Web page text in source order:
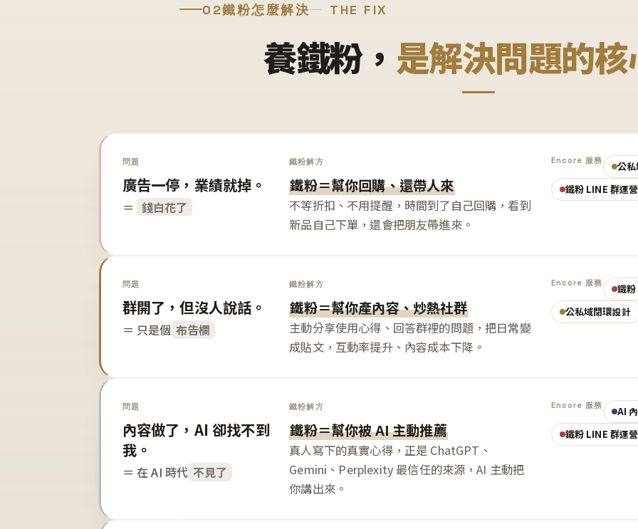
02鐵粉怎麼解決 THE FIX
養鐵粉， 是解決問題的
問題
廣告一停，業績就掉。
＝ 錢白花了
鐵粉解方
鐵粉＝幫你回購、還帶人來
不等折扣、不用提醒，時間到了自己回購，看到
新品自己下單，還會把朋友帶進來。
Encore 服務
公
鐵粉 LINE 群運營
問題
群開了，但沒人說話。
＝ 只是個 布告欄
鐵粉解方
鐵粉＝幫你產內容、炒熱社群
主動分享使用心得、回答群裡的問題，把日常變
成貼文，互動率提升、內容成本下降。
Encore 服務
鐵
公私域閉環設計
問題
內容做了，AI 卻找不到
我。
＝ 在 AI 時代 不見了
鐵粉解方
鐵粉＝幫你被 AI 主動推薦
真人寫下的真實心得，正是 ChatGPT、
Gemini、Perplexity 最信任的來源，AI 主動把
你講出來。
Encore 服務
AI
鐵粉 LINE 群運營